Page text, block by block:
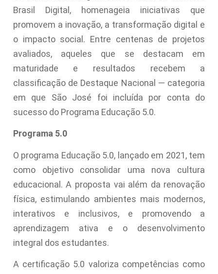
Brasil Digital, homenageia iniciativas que
promovem a inovação, a transformação digital e
o impacto social. Entre centenas de projetos
avaliados, aqueles que se destacam em
maturidade e resultados recebem a
classificação de Destaque Nacional — categoria
em que São José foi incluída por conta do
sucesso do Programa Educação 5.0.
Programa 5.0
O programa Educação 5.0, lançado em 2021, tem
como objetivo consolidar uma nova cultura
educacional. A proposta vai além da renovação
física, estimulando ambientes mais modernos,
interativos e inclusivos, e promovendo a
aprendizagem ativa e o desenvolvimento
integral dos estudantes.
A certificação 5.0 valoriza competências como